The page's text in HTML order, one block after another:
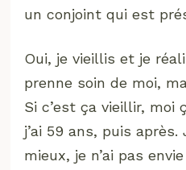
un conjoint qui est
Oui, je vieillis et je
prenne soin de moi,
Si c’est ça vieillir, moi
j’ai 59 ans, puis
mieux, je n’ai pas